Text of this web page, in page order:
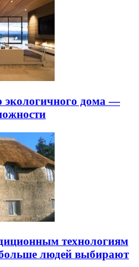
экологичного дома —
технологиям
людей выбирают